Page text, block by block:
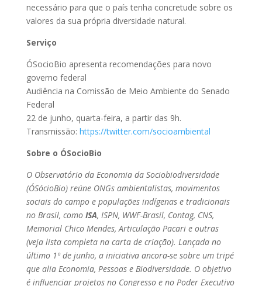
necessário para que o país tenha concretude sobre os
valores da sua própria diversidade natural.
Serviço
ÓSocioBio apresenta recomendações para novo
governo federal
Audiência na Comissão de Meio Ambiente do Senado
Federal
22 de junho, quarta-feira, a partir das 9h.
Transmissão: https://twitter.com/socioambiental
Sobre o ÓSocioBio
O Observatório da Economia da Sociobiodiversidade
(ÓSócioBio) reúne ONGs ambientalistas, movimentos
sociais do campo e populações indígenas e tradicionais
no Brasil, como ISA, ISPN, WWF-Brasil, Contag, CNS,
Memorial Chico Mendes, Articulação Pacari e outras
(veja lista completa na carta de criação). Lançada no
último 1º de junho, a iniciativa ancora-se sobre um tripé
que alia Economia, Pessoas e Biodiversidade. O objetivo
é influenciar projetos no Congresso e no Poder Executivo